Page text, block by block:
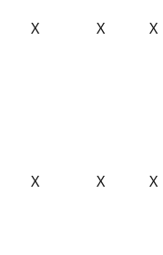
X X X
X X X